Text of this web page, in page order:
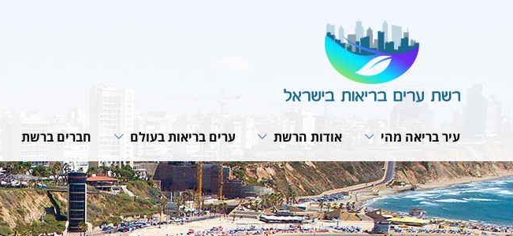
עיר בריאה מהי
תבנית פעולה
תפקיד המתאם
ועדת היגוי לעיר בריאה
אודות הרשת
מבנה הרשת
חזון ומטרות
תפקיד הרשת
ערים בריאות בעולם
תנאי חברות ברשת
האירופית של רשתות
תוכנית אסטרטגית של
רשת הרשתות
חברים ברשת